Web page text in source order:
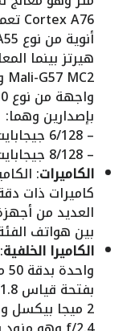
هيرتز بينما
بإصدارين وهما:
– 6/128 جيجابايت.
– 8/128 جيجابايت.
الكاميرات
كاميرات ذات
العديد من
بين هواتف
الكاميرا الخلفية
2 ميجا